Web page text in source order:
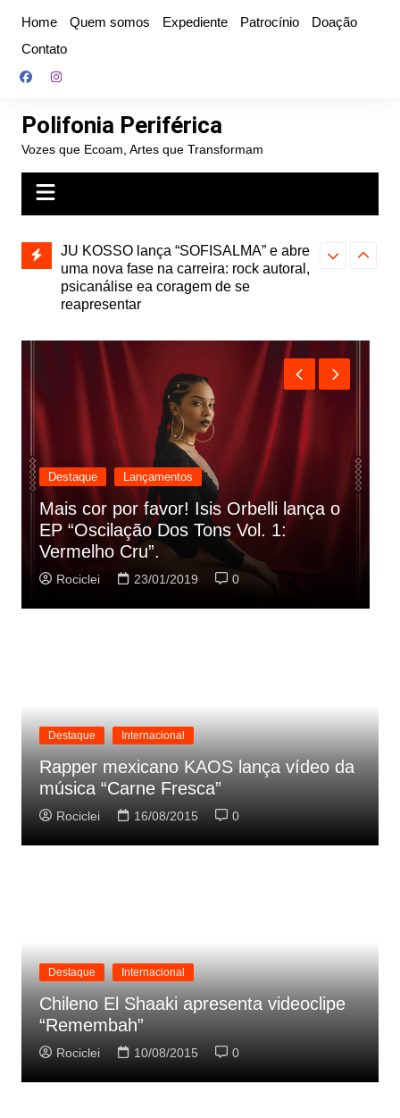
conteúdo
Home Quem somos Expediente Patrocínio
Doação
Contato
Polifonia Periférica
Vozes que Ecoam, Artes que Transformam
e abre
autoral,
Projota relança a mixtape “Projeção”,
de 2010, nas plataformas digitais
Farofa
Destaque Lançamentos
Rashid vai buscar nos HQs as
referencias do clipe de sua nova
música
Rociclei 22/01/2019 0
Destaque Internacional
Rapper mexicano KAOS lança vídeo da
música “Carne Fresca”
Rociclei 16/08/2015 0
Destaque Internacional
Chileno El Shaaki apresenta videoclipe
“Remembah”
Rociclei 10/08/2015 0